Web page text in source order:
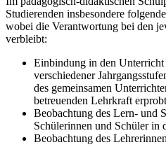
Studierenden insbesondere folgende
wobei die Verantwortung bei den
verbleibt:
Einbindung in den Unterricht
verschiedener
des gemeinsamen
betreuenden Lehrkraft
Beobachtung des Lern- und
Schülerinnen und Schüler in
Beobachtung des